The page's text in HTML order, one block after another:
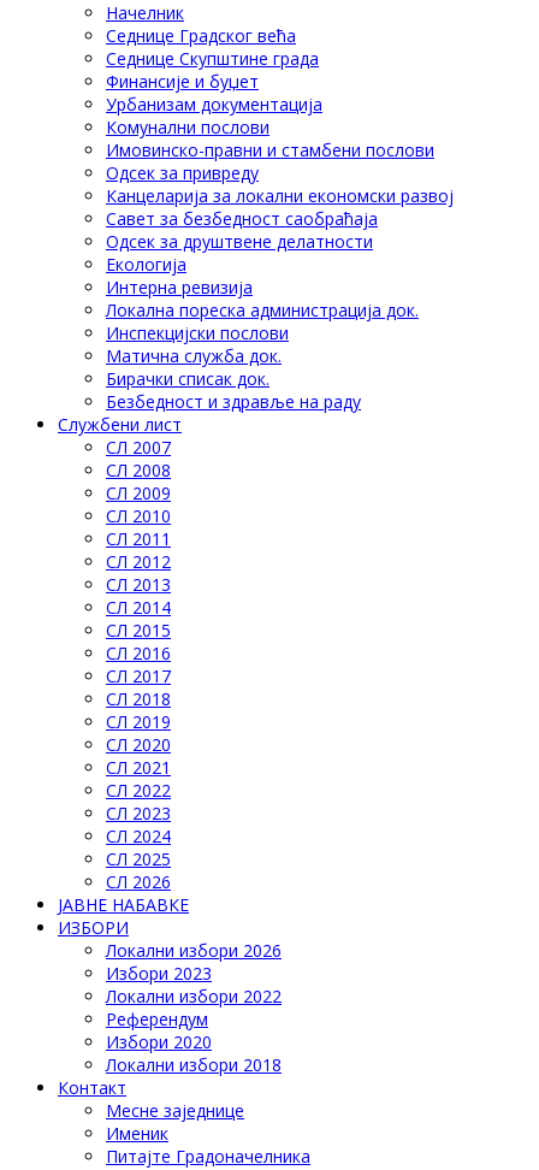
Начелник
Седнице Градског већа
Седнице Скупштине града
Финансије и буџет
Урбанизам документација
Комунални послови
Имовинско-правни и стамбени послови
Одсек за привреду
Канцеларија за локални економски развој
Савет за безбедност саобраћаја
Одсек за друштвене делатности
Eкологија
Интерна ревизија
Локална пореска администрација док.
Инспекцијски послови
Матична служба док.
Бирачки списак док.
Безбедност и здравље на раду
Службени лист
СЛ 2007
СЛ 2008
СЛ 2009
СЛ 2010
СЛ 2011
СЛ 2012
СЛ 2013
СЛ 2014
СЛ 2015
СЛ 2016
СЛ 2017
СЛ 2018
СЛ 2019
СЛ 2020
СЛ 2021
СЛ 2022
СЛ 2023
СЛ 2024
СЛ 2025
СЛ 2026
ЈАВНЕ НАБАВКЕ
ИЗБОРИ
Локални избори 2026
Избори 2023
Локални избори 2022
Референдум
Избори 2020
Локални избори 2018
Контакт
Месне заједнице
Именик
Питајте Градоначелника